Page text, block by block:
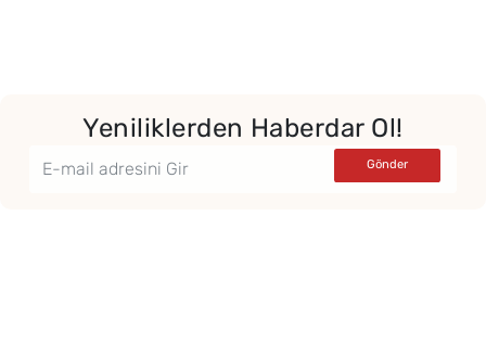
Yeniliklerden Haberdar Ol!